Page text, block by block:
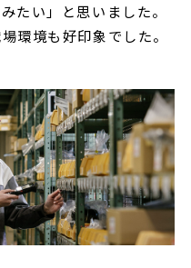
たい」と思いました。
環境も好印象でした。